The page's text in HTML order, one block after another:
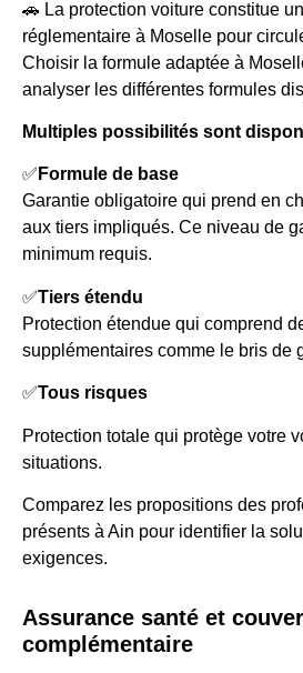
🚗 La protection voiture constitue
réglementaire à Moselle pour
Choisir la formule adaptée à
analyser les différentes formules
Multiples possibilités sont
✅ Formule de base
Garantie obligatoire qui prend en
aux tiers impliqués. Ce niveau de
minimum requis.
✅Tiers étendu
Protection étendue qui comprend
supplémentaires comme le bris de
✅Tous risques
Protection totale qui protège votre
situations.
Comparez les propositions des
présents à Ain pour identifier la
exigences.
Assurance santé et
complémentaire